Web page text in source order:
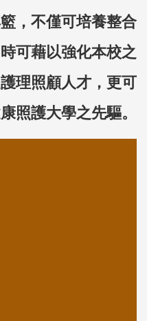
，不僅可培養整合
可藉以強化本校之
理照顧人才，更可
照護大學之先驅。